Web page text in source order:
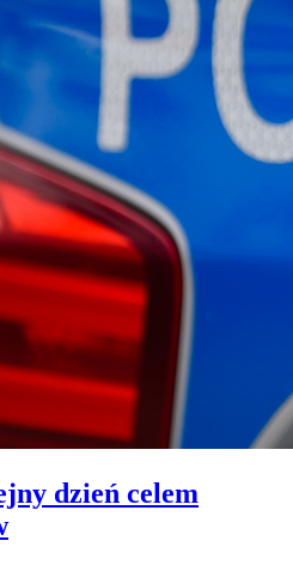
dzień celem